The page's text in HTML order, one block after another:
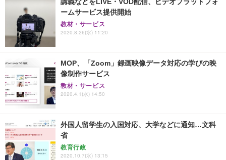
講義などをLIVE・VOD配信、ビデオプラットフォ
ームサービス提供開始
教材・サービス
2020.8.26(水) 11:20
MOP、「Zoom」録画映像データ対応の学びの映
像制作サービス
教材・サービス
2020.4.1(水) 14:50
外国人留学生の入国対応、大学などに通知…文科
省
教育行政
2020.10.7(水) 13:15